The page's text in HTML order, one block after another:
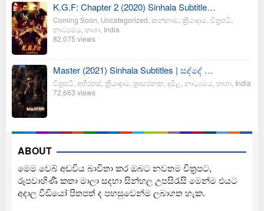
K.G.F: Chapter 2 (2020) Sinhala Subtitle…
Coming Soon Uncategorized කන්නාඩ ක්‍රියාදාම චිත්‍රපටි
නාට්‍යමය භාශා India
82,075 views
Master (2021) Sinhala Subtitles | සද්දේ …
චිත්‍රපටි අභිරහස් ක්‍රියාදාම ත්‍රාසජනක දමිළ නාට්‍යමය භාශා India
72,663 views
ABOUT
මෙම වෙබ් අඩවිය බාවිතා කර ඔබට නවතම චිත්‍රපට,
රූපවාහිණී කතා මාලා සදහා සින්හල උපසිරැසි මෙන්ම එයට
අදාල වීඩියෝ පිතපත් ද පහසුවෙන්ම ලබාගත හැක.